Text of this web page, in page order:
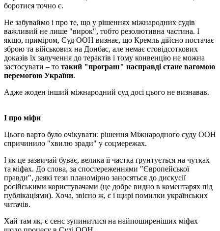
боротися точно є.
Не забуваймо і про те, що у рішеннях міжнародних судів
важливий не лише "вирок", тобто резолютивна частина. І
якщо, приміром, Суд ООН визнає, що Кремль дійсно постачає
зброю та військових на Донбас, але немає стовідсоткових
доказів їх залучення до терактів і тому конвенцію не можна
застосувати – то такий "програш" насправді стане вагомою
перемогою України.
Адже жоден інший міжнародний суд досі цього не визнавав.
І про міфи
Цього варто було очікувати: рішення Міжнародного суду ООН
спричинило "хвилю зради" у соцмережах.
І як це зазвичай буває, велика її частка ґрунтується на чутках
та міфах. До слова, за спостереженнями "Європейської
правди", деякі тези планомірно заносяться до дискусії
російськими користувачами (це добре видно в коментарях під
публікаціями). Хоча, звісно ж, є і щирі помилки українських
читачів.
Хай там як, є сенс зупинитися на найпоширеніших міфах